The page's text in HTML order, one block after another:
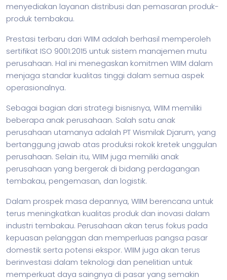
menyediakan layanan distribusi dan pemasaran produk-
produk tembakau.
Prestasi terbaru dari WIIM adalah berhasil memperoleh
sertifikat ISO 9001:2015 untuk sistem manajemen mutu
perusahaan. Hal ini menegaskan komitmen WIIM dalam
menjaga standar kualitas tinggi dalam semua aspek
operasionalnya.
Sebagai bagian dari strategi bisnisnya, WIIM memiliki
beberapa anak perusahaan. Salah satu anak
perusahaan utamanya adalah PT Wismilak Djarum, yang
bertanggung jawab atas produksi rokok kretek unggulan
perusahaan. Selain itu, WIIM juga memiliki anak
perusahaan yang bergerak di bidang perdagangan
tembakau, pengemasan, dan logistik.
Dalam prospek masa depannya, WIIM berencana untuk
terus meningkatkan kualitas produk dan inovasi dalam
industri tembakau. Perusahaan akan terus fokus pada
kepuasan pelanggan dan memperluas pangsa pasar
domestik serta potensi ekspor. WIIM juga akan terus
berinvestasi dalam teknologi dan penelitian untuk
memperkuat daya saingnya di pasar yang semakin